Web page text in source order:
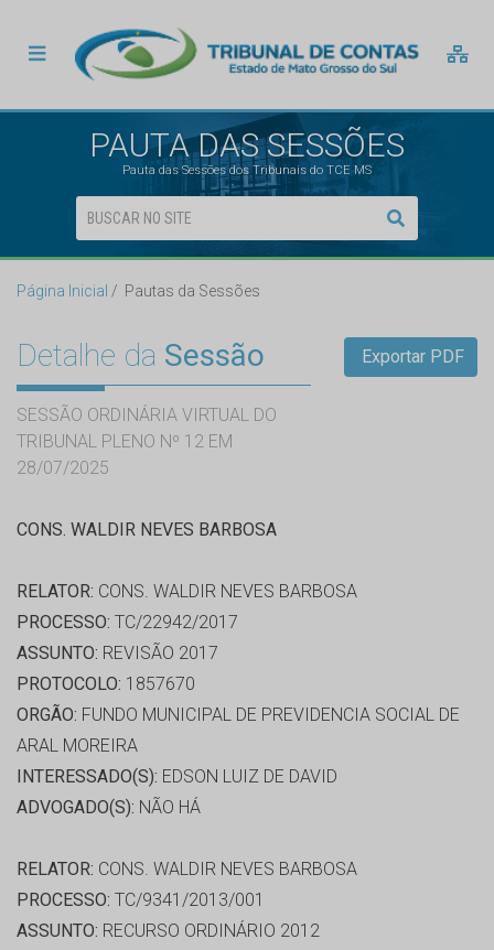
PAUTA DAS SESSÕES
Pauta das Sessões dos Tribunais do TCE MS
Página Inicial Pautas da Sessões
Detalhe da Sessão
SESSÃO ORDINÁRIA VIRTUAL DO
TRIBUNAL PLENO Nº 12 EM
28/07/2025
Exportar PDF
CONS. WALDIR NEVES BARBOSA
RELATOR: CONS. WALDIR NEVES BARBOSA
PROCESSO: TC/22942/2017
ASSUNTO: REVISÃO 2017
PROTOCOLO: 1857670
ORGÃO: FUNDO MUNICIPAL DE PREVIDENCIA SOCIAL DE
ARAL MOREIRA
INTERESSADO(S): EDSON LUIZ DE DAVID
ADVOGADO(S): NÃO HÁ
RELATOR: CONS. WALDIR NEVES BARBOSA
PROCESSO: TC/9341/2013/001
ASSUNTO: RECURSO ORDINÁRIO 2012